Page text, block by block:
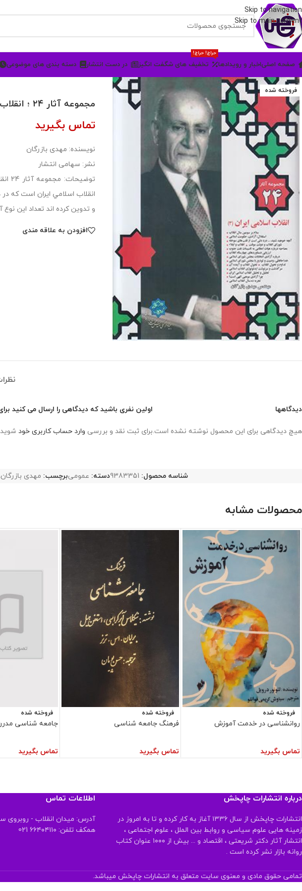
Skip to navigation
Skip to main content
صفحه اصلیاخبار و رویدادها تخفیف های شگفت انگیز
حراج! حراج!
در دست انتشار دسته بندی های موضوعی
فروخته شده
مجموعه آثار ۲۴ ؛ انقلاب اسلامی ایران
تماس بگیرید
نویسنده: مهدی بازرگان
نشر: سهامی انتشار
انقلاب اسلامي ايران است که
و تدوين کرده اند تعداد اين
افزودن به علاقه مندی
دیدگاهها
هیچ دیدگاهی برای این محصول نوشته نشده است.
اولین نفری باشید که دیدگاهی را ارسال می کنید برای “مجموعه آثار ۲۴ ؛
برای ثبت نقد و بررسی وارد حساب کاربری خود
شناسه محصول: 9383351دسته: عمومیبرچسب: مهدی بازرگان
محصولات مشابه
فروخته شده
روانشناسی در خدمت آموزش
تماس بگیرید
فروخته شده
فرهنگ جامعه شناسی
تماس بگیرید
فروخته شده
جامعه شناسی
تماس بگیرید
درباره انتشارات چاپخش
انتشارات چاپخش از سال ۱۳۳۶ آغاز به کار کرده و تا به امروز در
زمینه هایی علوم سیاسی و روابط بین الملل ، علوم اجتماعی ،
انتشار آثار دکتر شریعتی ، اقتصاد و ... بیش از ۱۰۰۰ عنوان کتاب
روانه بازار نشر کرده است .
اطلاعات تماس
آدرس: میدان انقلاب - روبروی
همکف تلفن: ۶۶۴۰۴۱۱۰ 021
تمامی حقوق مادی و معنوی سایت متعلق به انتشارات چاپخش میباشد.